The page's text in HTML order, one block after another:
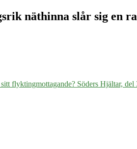
näthinna slår sig en
flyktingmottagande? Söders Hjältar, del